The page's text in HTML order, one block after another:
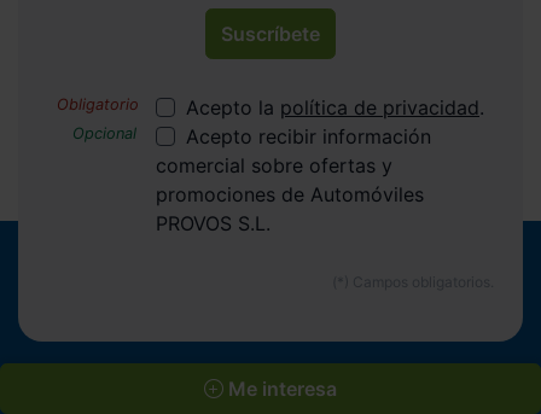
Me interesa
Suscríbete
Acepto la política de privacidad.
Acepto recibir información
comercial sobre ofertas y
promociones de Automóviles
PROVOS S.L.